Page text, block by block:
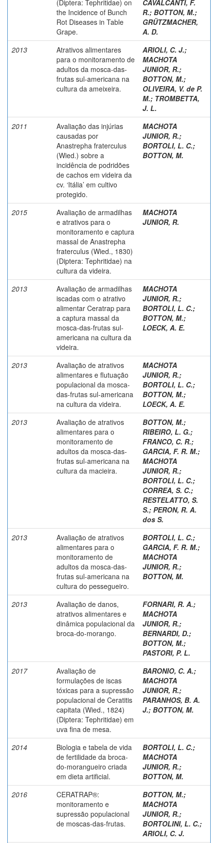
(Diptera: Tephritidae) on
the Incidence of Bunch
Rot Diseases in Table
Grape.
CAVALCANTI, F.
R.; BOTTON, M.;
GRÜTZMACHER,
A. D.
2013
Atrativos alimentares
para o monitoramento de
adultos da mosca-das-
frutas sul-americana na
cultura da ameixeira.
ARIOLI, C. J.;
MACHOTA
JUNIOR, R.;
BOTTON, M.;
OLIVEIRA, V. de P.
M.; TROMBETTA,
J. L.
2011
Avaliação das injúrias
causadas por
Anastrepha fraterculus
(Wied.) sobre a
incidência de podridões
de cachos em videira da
cv. ‘Itália’ em cultivo
protegido.
MACHOTA
JUNIOR, R.;
BORTOLI, L. C.;
BOTTON, M.
2015
Avaliação de armadilhas
e atrativos para o
monitoramento e captura
massal de Anastrepha
fraterculus (Wied., 1830)
(Diptera: Tephritidae) na
cultura da videira.
MACHOTA
JUNIOR, R.
2013
Avaliação de armadilhas
iscadas com o atrativo
alimentar Ceratrap para
a captura massal da
mosca-das-frutas sul-
americana na cultura da
videira.
MACHOTA
JUNIOR, R.;
BORTOLI, L. C.;
BOTTON, M.;
LOECK, A. E.
2013
Avaliação de atrativos
alimentares e flutuação
populacional da mosca-
das-frutas sul-americana
na cultura da videira.
MACHOTA
JUNIOR, R.;
BORTOLI, L. C.;
BOTTON, M.;
LOECK, A. E.
2013
Avaliação de atrativos
alimentares para o
monitoramento de
adultos da mosca-das-
frutas sul-americana na
cultura da macieira.
BOTTON, M.;
RIBEIRO, L. G.;
FRANCO, C. R.;
GARCIA, F. R. M.;
MACHOTA
JUNIOR, R.;
BORTOLI, L. C.;
CORREA, S. C.;
RESTELATTO, S.
S.; PERON, R. A.
dos S.
2013
Avaliação de atrativos
alimentares para o
monitoramento de
adultos da mosca-das-
frutas sul-americana na
cultura do pessegueiro.
BORTOLI, L. C.;
GARCIA, F. R. M.;
MACHOTA
JUNIOR, R.;
BOTTON, M.
2013
Avaliação de danos,
atrativos alimentares e
dinâmica populacional da
broca-do-morango.
FORNARI, R. A.;
MACHOTA
JUNIOR, R.;
BERNARDI, D.;
BOTTON, M.;
PASTORI, P. L.
2017
Avaliação de
formulações de iscas
tóxicas para a supressão
populacional de Ceratitis
capitata (Wied., 1824)
(Diptera: Tephritidae) em
uva fina de mesa.
BARONIO, C. A.;
MACHOTA
JUNIOR, R.;
PARANHOS, B. A.
J.; BOTTON, M.
2014
Biologia e tabela de vida
de fertilidade da broca-
do-morangueiro criada
em dieta artificial.
BORTOLI, L. C.;
MACHOTA
JUNIOR, R.;
BOTTON, M.
2016
CERATRAP®:
monitoramento e
supressão populacional
de moscas-das-frutas.
BOTTON, M.;
MACHOTA
JUNIOR, R.;
BORTOLINI, L. C.;
ARIOLI, C. J.